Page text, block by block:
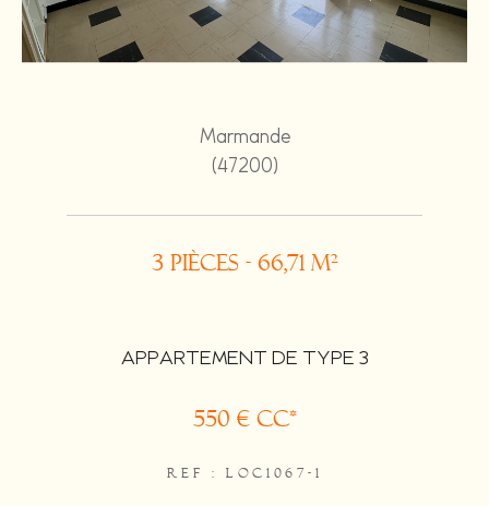
Marmande
(47200)
3 pièces - 66,71 m²
APPARTEMENT DE TYPE 3
550 € CC*
REF : LOC1067-1